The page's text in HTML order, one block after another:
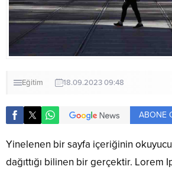
Eğitim 18.09.2023 09:48
ABONE
Yinelenen bir sayfa içeriğinin
dağıttığı bilinen bir gerçektir. Lorem